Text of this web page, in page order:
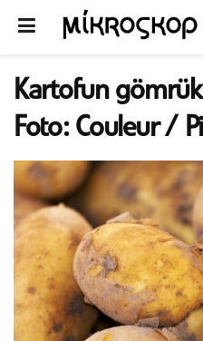
Kartofun gömrük
Foto: Couleur /